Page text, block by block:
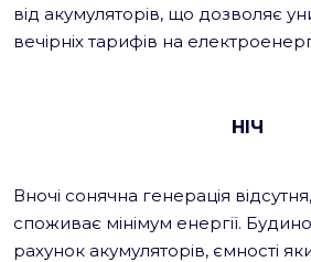
від акумуляторів, що дозволяє
вечірніх тарифів на
НІЧ
Вночі сонячна генерація
споживає мінімум енергії.
рахунок акумуляторів, ємності